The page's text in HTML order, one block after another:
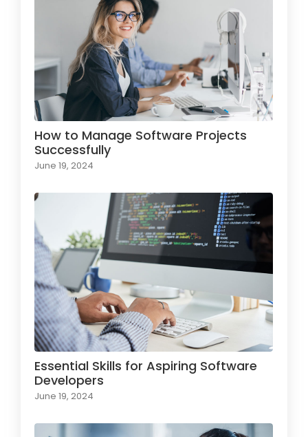
How to Manage Software Projects
Successfully
June 19, 2024
Essential Skills for Aspiring Software
Developers
June 19, 2024